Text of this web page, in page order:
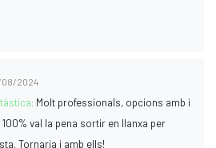
08/2024
Molt professionals, opcions amb i
val la pena sortir en llanxa per
Tornaria i amb ells!